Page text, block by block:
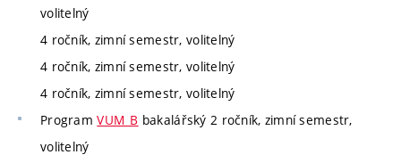
volitelný
4 ročník, zimní semestr, volitelný
4 ročník, zimní semestr, volitelný
4 ročník, zimní semestr, volitelný
ProgramVUM_B bakalářský 2 ročník, zimní semestr,
volitelný